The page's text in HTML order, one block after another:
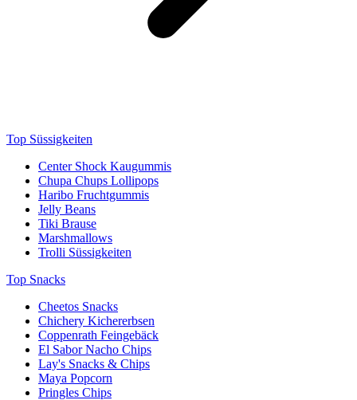
Top Süssigkeiten
Center Shock Kaugummis
Chupa Chups Lollipops
Haribo Fruchtgummis
Jelly Beans
Tiki Brause
Marshmallows
Trolli Süssigkeiten
Top Snacks
Cheetos Snacks
Chichery Kichererbsen
Coppenrath Feingebäck
El Sabor Nacho Chips
Lay's Snacks & Chips
Maya Popcorn
Pringles Chips